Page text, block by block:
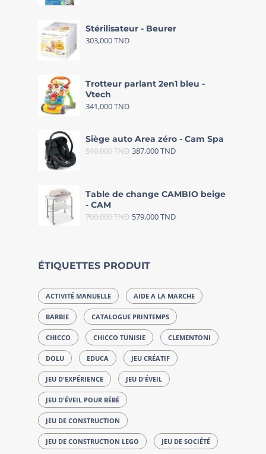
Stérilisateur - Beurer
303,000TND
Trotteur parlant 2en1 bleu -
Vtech
341,000TND
Siège auto Area zéro - Cam Spa
510,000TND 387,000TND
Table de change CAMBIO beige
- CAM
700,000TND 579,000TND
ÉTIQUETTES PRODUIT
ACTIVITÉ MANUELLE AIDE A LA MARCHE
BARBIE CATALOGUE PRINTEMPS
CHICCO CHICCO TUNISIE CLEMENTONI
DOLU EDUCA JEU CRÉATIF
JEU D'EXPÉRIENCE JEU D'ÉVEIL
JEU D'ÉVEIL POUR BÉBÉ
JEU DE CONSTRUCTION
JEU DE CONSTRUCTION LEGO JEU DE SOCIÉTÉ